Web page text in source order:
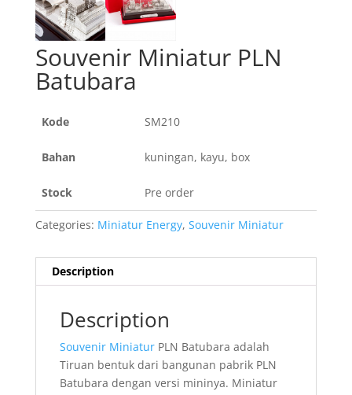
Souvenir Miniatur PLN
Batubara
Kode SM210
Bahan kuningan, kayu, box
Stock Pre order
Categories: Miniatur Energy, Souvenir Miniatur
Description
Description
Souvenir MiniaturPLN Batubara adalah
Tiruan bentuk dari bangunan pabrik PLN
Batubara dengan versi mininya. Miniatur